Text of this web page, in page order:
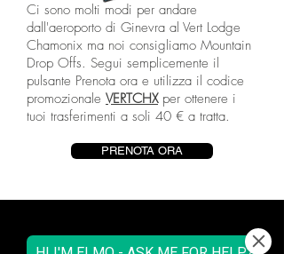
Ci sono molti modi per andare
dall'aeroporto di Ginevra al Vert Lodge
Chamonix ma noi consigliamo Mountain
Drop Offs. Segui semplicemente il
pulsante Prenota ora e utilizza il codice
promozionale VERTCHXper ottenere i
tuoi trasferimenti a soli 40 € a tratta.
PRENOTA ORA